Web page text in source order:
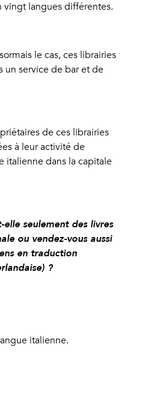
vingt langues différentes.
le cas, ces librairies
un service de bar et de
de ces librairies
à leur activité de
italienne dans la capitale
seulement des livres
ou vendez-vous aussi
en traduction
?
italienne.